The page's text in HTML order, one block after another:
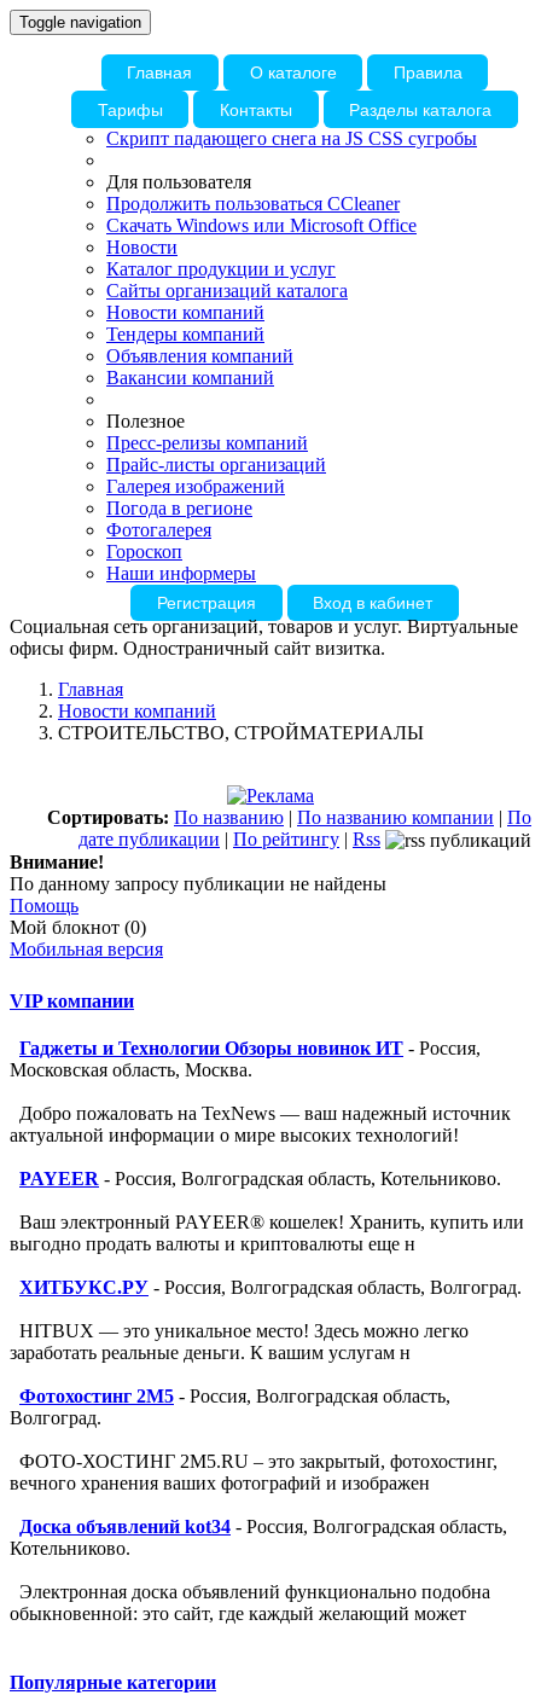
Toggle navigation
Главная О каталоге
Правила
Тарифы
Контакты Разделы каталога
Скрипт падающего снега на JS CSS сугробы
Для пользователя
Продолжить пользоваться CCleaner
Скачать Windows или Microsoft Office
Новости
Каталог продукции и услуг
Сайты организаций каталога
Новости компаний
Тендеры компаний
Объявления компаний
Вакансии компаний
Полезное
Пресс-релизы компаний
Прайс-листы организаций
Галерея изображений
Погода в регионе
Фотогалерея
Гороскоп
Наши информеры
Регистрация Вход в кабинет
Социальная сеть организаций, товаров и услуг. Виртуальные
офисы фирм. Одностраничный сайт визитка.
Главная
Новости компаний
СТРОИТЕЛЬСТВО, СТРОЙМАТЕРИАЛЫ
Сортировать: По названию | По названию компании | По
дате публикации | По рейтингу | Rss
Внимание!
По данному запросу публикации не найдены
Помощь
Мой блокнот (0)
Мобильная версия
VIP компании
Гаджеты и Технологии Обзоры новинок ИТ - Россия,
Московская область, Москва.
Добро пожаловать на TexNews — ваш надежный источник
актуальной информации о мире высоких технологий!
PAYEER - Россия, Волгоградская область, Котельниково.
Ваш электронный PAYEER® кошелек! Хранить, купить или
выгодно продать валюты и криптовалюты еще н
ХИТБУКС.РУ - Россия, Волгоградская область, Волгоград.
HITBUX — это уникальное место! Здесь можно легко
заработать реальные деньги. К вашим услугам н
Фотохостинг 2M5 - Россия, Волгоградская область,
Волгоград.
ФОТО-ХОСТИНГ 2M5.RU – это закрытый, фотохостинг,
вечного хранения ваших фотографий и изображен
Доска объявлений kot34 - Россия, Волгоградская область,
Котельниково.
Электронная доска объявлений функционально подобна
обыкновенной: это сайт, где каждый желающий может
Популярные категории